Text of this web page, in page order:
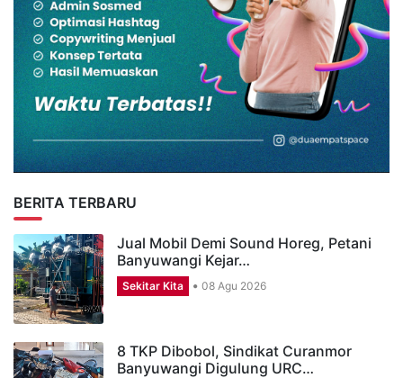
BERITA TERBARU
Jual Mobil Demi Sound Horeg, Petani
Banyuwangi Kejar…
Sekitar Kita 08 Agu 2026
8 TKP Dibobol, Sindikat Curanmor
Banyuwangi Digulung URC…